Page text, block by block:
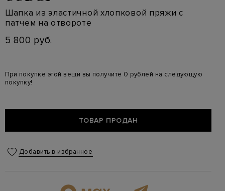
Шапка из эластичной хлопковой пряжи с
патчем на отвороте
5 800 руб.
При покупке этой вещи вы получите 0 рублей на следующую
покупку!
ТОВАР ПРОДАН
Добавить в избранное